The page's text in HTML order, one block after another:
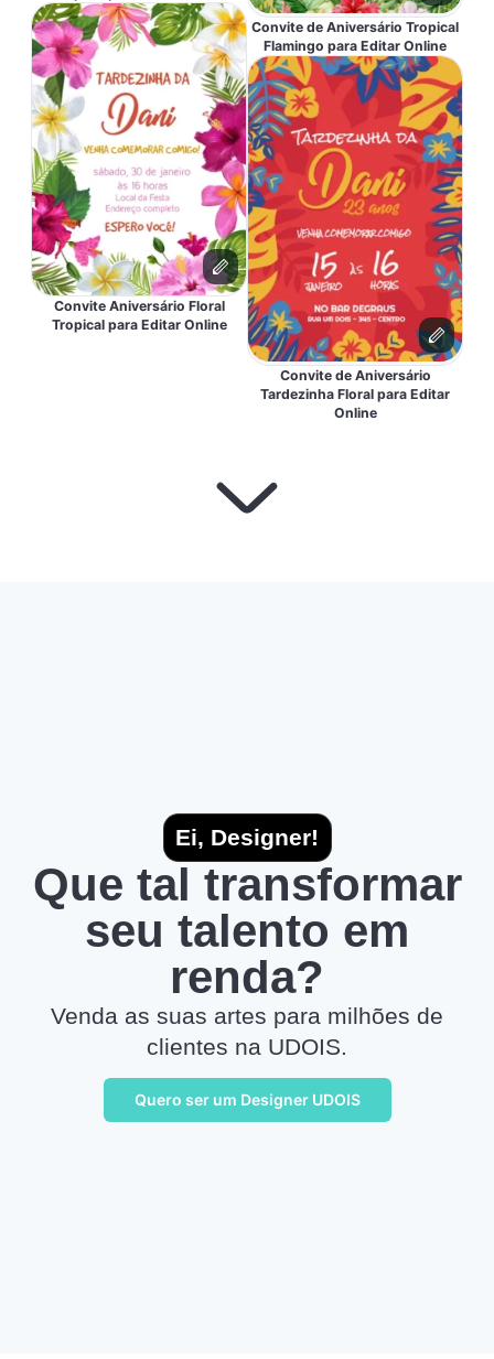
Convite Aniversário Floral
Tropical para Editar Online
Convite de Aniversário Tropical
Flamingo para Editar Online
Convite de Aniversário
Tardezinha Floral para Editar
Online
Ei, Designer!
Que tal transformar
seu talento em
renda?
Venda as suas artes para milhões de
clientes na UDOIS.
Quero ser um Designer UDOIS